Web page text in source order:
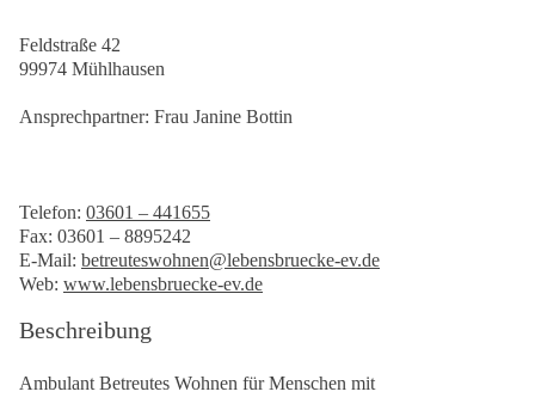
Feldstraße 42
99974 Mühlhausen
Ansprechpartner: Frau Janine Bottin
Telefon: 03601 – 441655
Fax: 03601 – 8895242
E-Mail: betreuteswohnen@lebensbruecke-ev.de
Web: www.lebensbruecke-ev.de
Beschreibung
Ambulant Betreutes Wohnen für Menschen mit